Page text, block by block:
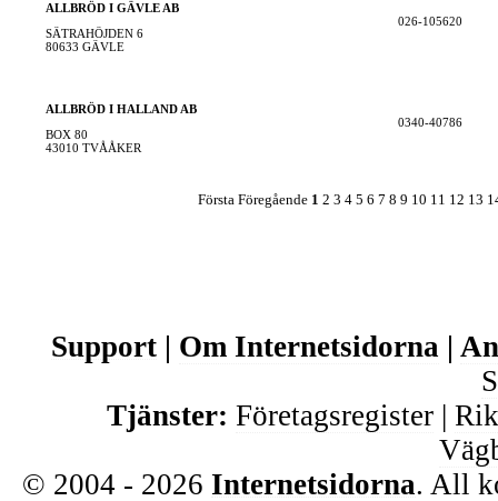
ALLBRÖD I GÄVLE AB
SÄTRAHÖJDEN 6
80633 GÄVLE
026-105620
ALLBRÖD I HALLAND AB
BOX 80
43010 TVÅÅKER
0340-40786
Första Föregående 1 2 3 4 5 6 7 8 9 10 11 12 13
Support | Om Internetsidorna |
Tjänster: Företagsregister |
© 2004 - 2026 Internetsidorna. All